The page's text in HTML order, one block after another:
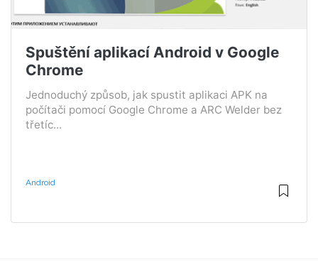
Spuštění aplikací Android v Google
Chrome
Jednoduchý způsob, jak spustit aplikaci APK na
počítači pomocí Google Chrome a ARC Welder bez
třetíc...
Android